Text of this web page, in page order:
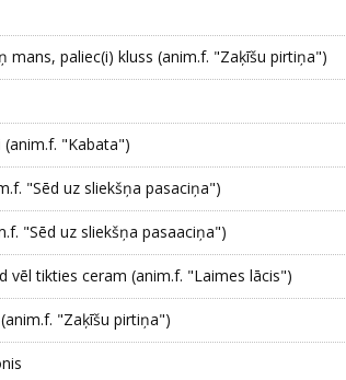
mans, paliec(i) kluss (anim.f. "Zaķīšu pirtiņa")
"Kabata")
"Sēd uz sliekšņa pasaciņa")
"Sēd uz sliekšņa pasaaciņa")
vēl tikties ceram (anim.f. "Laimes lācis")
"Zaķīšu pirtiņa")